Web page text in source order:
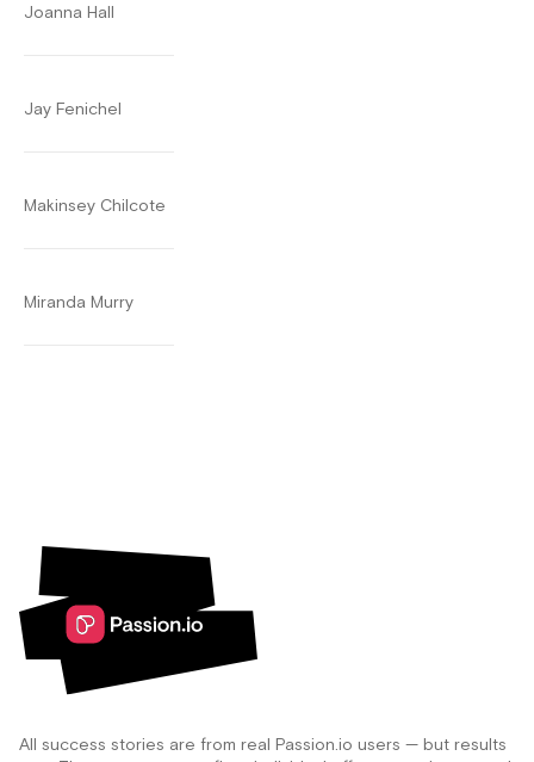
Joanna Hall
Jay Fenichel
Makinsey Chilcote
Miranda Murry
All success stories are from real Passion.io users — but results